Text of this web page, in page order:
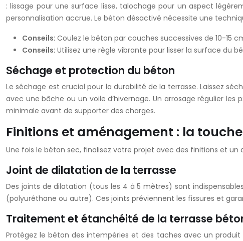
: lissage pour une surface lisse, talochage pour un aspect
personnalisation accrue. Le béton désactivé nécessite une
Conseils: Coulez le béton par couches successives de 10-
Conseils: Utilisez une règle vibrante pour lisser la surface du
Séchage et protection du béton
Le séchage est crucial pour la durabilité de la terrasse. Laissez
avec une bâche ou un voile d’hivernage. Un arrosage régulier
minimale avant de supporter des charges.
Finitions et aménagement : la
Une fois le béton sec, finalisez votre projet avec des finitions et un
Joint de dilatation de la terrasse
Des joints de dilatation (tous les 4 à 5 mètres) sont
(polyuréthane ou autre). Ces joints préviennent les fissures et
Traitement et étanchéité de la terrasse
Protégez le béton des intempéries et des taches avec un